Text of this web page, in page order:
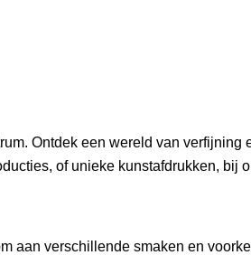
Ontdek een wereld van
of unieke kunstafdrukken, bij
aan verschillende smaken en